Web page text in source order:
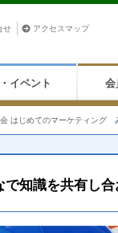
せ アクセスマップ
イベント 会
はじめてのマーケティング
知識を共有し合